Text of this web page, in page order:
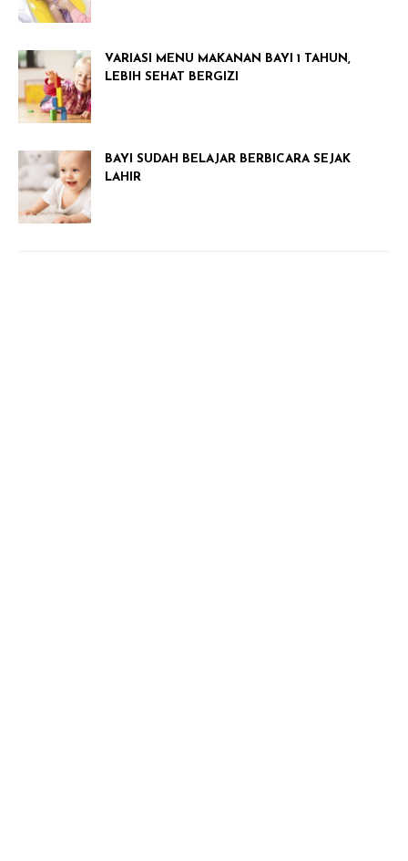
VARIASI MENU MAKANAN BAYI 1 TAHUN,
LEBIH SEHAT BERGIZI
BAYI SUDAH BELAJAR BERBICARA SEJAK
LAHIR